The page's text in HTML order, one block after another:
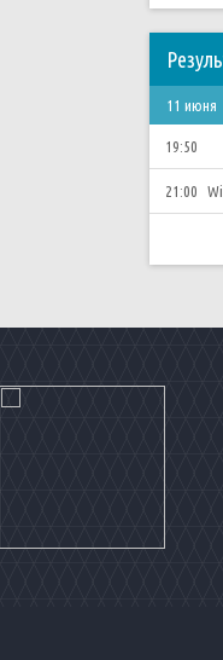
11 июня
19:50
21:00